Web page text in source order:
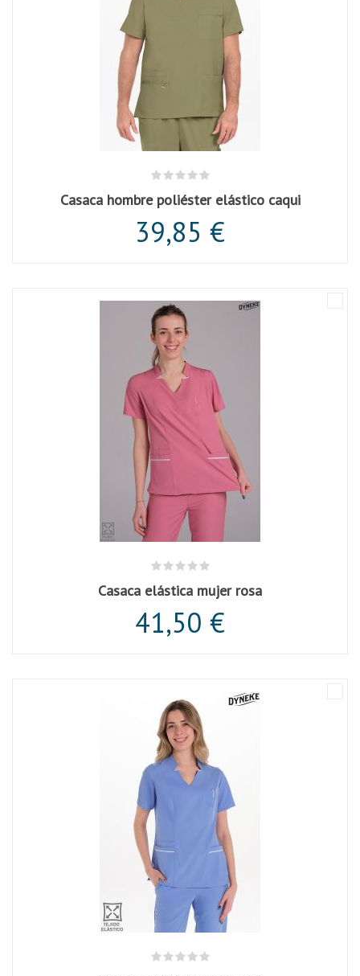
Casaca hombre poliéster elástico caqui
39,85 €
Casaca elástica mujer rosa
41,50 €